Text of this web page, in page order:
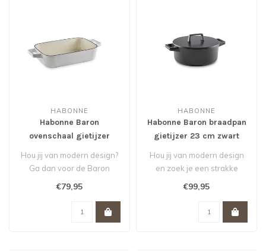
HABONNE
Habonne Baron
ovenschaal gietijzer
Hou jij van modern design?
Ga dan voor de Baron
ovenschaal en de andere
€79,95
HABONNE
Habonne Baron braadpan
gietijzer 23 cm zwart
Hou jij van modern design
en zoek je een strakke
braadpan? Ga dan voor de
€99,95